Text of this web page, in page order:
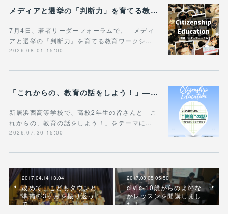
メディアと選挙の「判断力」を育てる教育ワークショップ
7月4日、若者リーダーフォーラムで、「メディ
アと選挙の『判断力』を育てる教育ワークシ…
2026.08.01 15:00
「これからの、教育の話をしよう！」― 新居浜西高等学校で“進路”と“教育”を考える時間
新居浜西高等学校で、高校2年生の皆さんと「こ
れからの、教育の話をしよう！」をテーマに…
2026.07.30 15:00
2017.04.14 13:04
改めて、こどもタウンと
準備の3ヶ月を振り返っ
て
2017.03.05 05:50
civic-10歳からのよのな
かレッスンを開講しまし
た！